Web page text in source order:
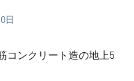
日
コンクリート造の地上5